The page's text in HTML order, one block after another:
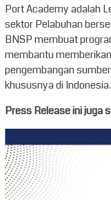
Port Academy adalah
sektor Pelabuhan
BNSP membuat
membantu
pengembangan
khususnya di Indonesia.
Press Release ini juga